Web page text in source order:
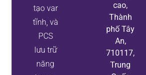
tạo var
tĩnh, và
PCS
lưu trữ
năng
cao,
Thành
phố Tây
An,
710117,
Trung